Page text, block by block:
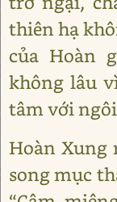
thiên hạ
của Hoàn
không lâu
tâm với
Hoàn Xung
song mục